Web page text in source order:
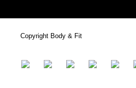
Copyright Body & Fit